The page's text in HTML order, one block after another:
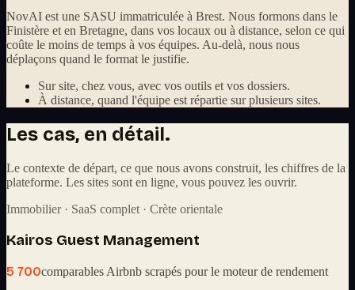
NovAI est une SASU immatriculée à Brest. Nous formons dans le
Finistère et en Bretagne, dans vos locaux ou à distance, selon ce qui
coûte le moins de temps à vos équipes. Au-delà, nous nous
déplaçons quand le format le justifie.
Sur site, chez vous, avec vos outils et vos dossiers.
À distance, quand l'équipe est répartie sur plusieurs sites.
Les cas, en détail.
Le contexte de départ, ce que nous avons construit, les chiffres de la
plateforme. Les sites sont en ligne, vous pouvez les ouvrir.
Immobilier · SaaS complet · Crète orientale
Kairos Guest Management
5 700comparables Airbnb scrapés pour le moteur de rendement